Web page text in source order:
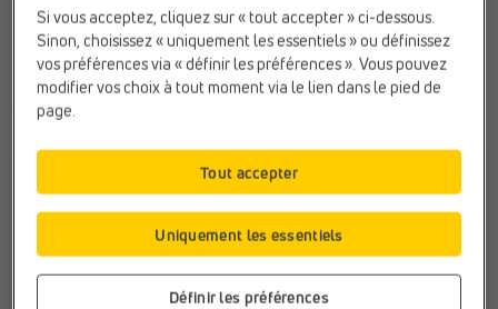
€ 95,99
Fermeture:Lacets
Marque:UGG
Matière:Textile
Confort:Doublure chaude
Fermeture:À enfiler
Matière:Laine
Si vous acceptez, cliquez sur « tout accepter » ci-dessous.
Sinon, choisissez « uniquement les essentiels » ou définissez
vos préférences via « définir les préférences ». Vous pouvez
modifier vos choix à tout moment via le lien dans le pied de
page.
Définir les préférences
Uniquement les essentiels
Tout accepter